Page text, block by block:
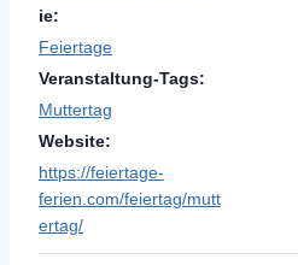
ie:
Feiertage
Veranstaltung-Tags:
Muttertag
Website:
https://feiertage-
ferien.com/feiertag/mutt
ertag/